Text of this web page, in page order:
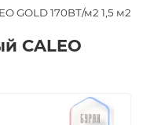
GOLD 170ВТ/м2 1,5 м2
CALEO